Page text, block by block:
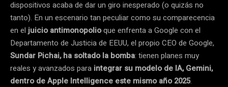
dispositivos acaba de dar un giro inesperado (o quizás no
tanto). En un escenario tan peculiar como su comparecencia
en el juicio antimonopolioque enfrenta a Google con el
Departamento de Justicia de EEUU, el propio CEO de Google,
Sundar Pichai, ha soltado la bomba: tienen planes muy
reales y avanzados para integrar su modelo de IA, Gemini,
dentro de Apple Intelligence este mismo año 2025.